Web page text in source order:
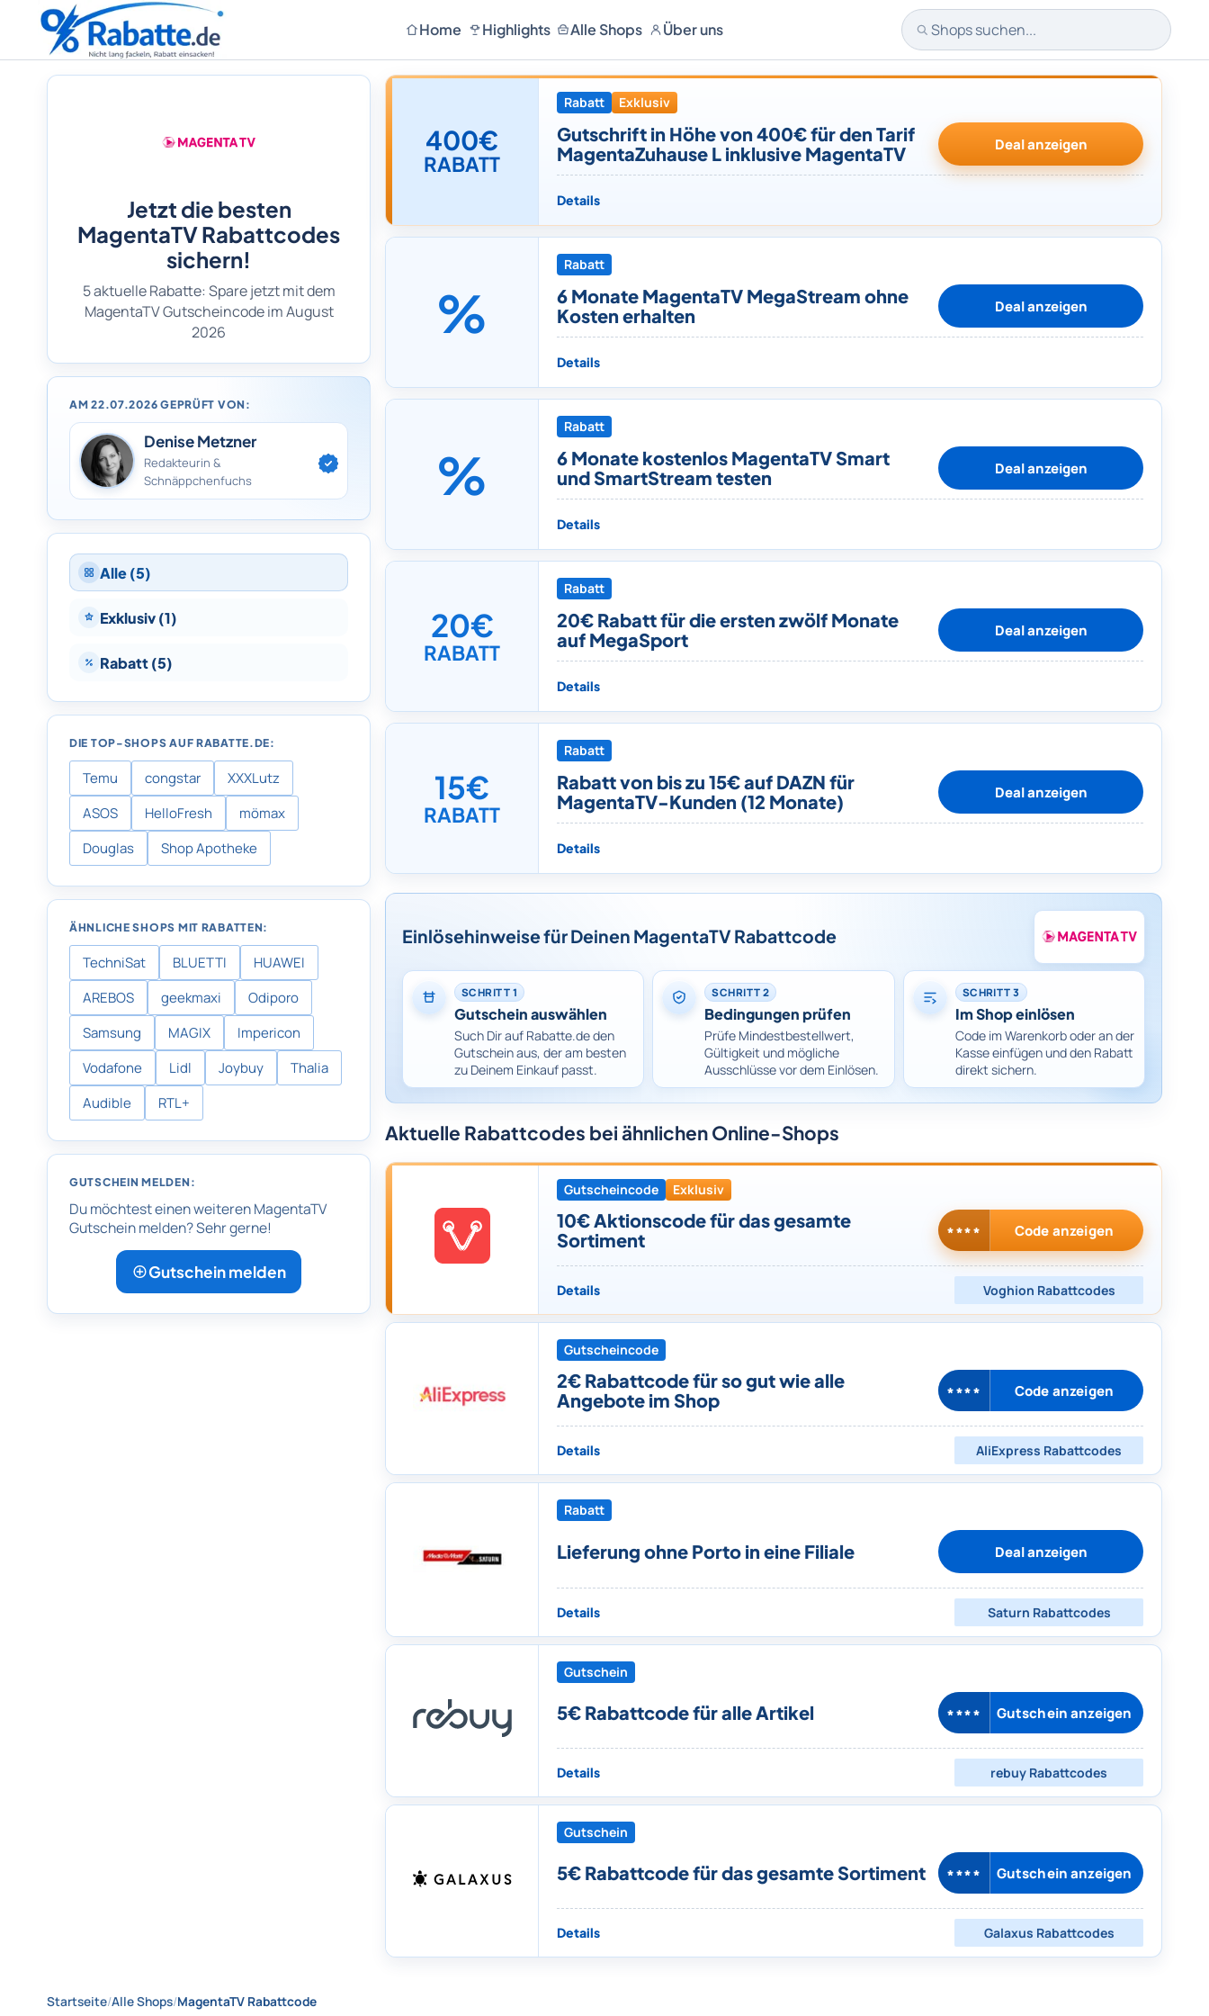
Home Highlights Alle Shops Über uns Shops suchen
Jetzt die besten
MagentaTV Rabattcodes
sichern!
5 aktuelle Rabatte: Spare jetzt mit dem
MagentaTV Gutscheincode im August
2026
AM 22.07.2026 GEPRÜFT VON:
Denise Metzner
Redakteurin &
Schnäppchenfuchs
Alle (5)
Exklusiv (1)
Rabatt (5)
DIE TOP-SHOPS AUF RABATTE.DE:
Temu congstar
XXXLutz
ASOS
HelloFresh
mömax
Douglas
Shop Apotheke
ÄHNLICHE SHOPS MIT RABATTEN:
TechniSat BLUETTI
HUAWEI
AREBOS
geekmaxi
Odiporo
Samsung
MAGIX
Impericon
Vodafone
Lidl Joybuy
Thalia
Audible
RTL+
GUTSCHEIN MELDEN:
Du möchtest einen weiteren MagentaTV
Gutschein melden? Sehr gerne!
Gutschein melden
400€
RABATT
Rabatt Exklusiv
Gutschrift in Höhe von 400€ für den Tarif
MagentaZuhause L inklusive MagentaTV
Deal anzeigen
Details
%
Rabatt
6 Monate MagentaTV MegaStream ohne
Kosten erhalten
Deal anzeigen
Details
%
Rabatt
6 Monate kostenlos MagentaTV Smart
und SmartStream testen
Deal anzeigen
Details
20€
RABATT
Rabatt
20€ Rabatt für die ersten zwölf Monate
auf MegaSport
Deal anzeigen
Details
15€
RABATT
Rabatt
Rabatt von bis zu 15€ auf DAZN für
MagentaTV-Kunden (12 Monate)
Deal anzeigen
Details
Einlösehinweise für Deinen MagentaTV Rabattcode
SCHRITT 1
Gutschein auswählen
Such Dir auf Rabatte.de den
Gutschein aus, der am besten
zu Deinem Einkauf passt.
SCHRITT 2
Bedingungen prüfen
Prüfe Mindestbestellwert,
Gültigkeit und mögliche
Ausschlüsse vor dem Einlösen.
SCHRITT 3
Im Shop einlösen
Code im Warenkorb oder an der
Kasse einfügen und den Rabatt
direkt sichern.
Aktuelle Rabattcodes bei ähnlichen Online-Shops
Gutscheincode Exklusiv
10€ Aktionscode für das gesamte
Sortiment
**** Code anzeigen
Details Voghion Rabattcodes
Gutscheincode
2€ Rabattcode für so gut wie alle
Angebote im Shop
**** Code anzeigen
Details AliExpress Rabattcodes
Rabatt
Lieferung ohne Porto in eine Filiale Deal anzeigen
Details Saturn Rabattcodes
Gutschein
5€ Rabattcode für alle Artikel **** Gutschein anzeigen
Details rebuy Rabattcodes
Gutschein
5€ Rabattcode für das gesamte Sortiment **** Gutschein anzeigen
Details Galaxus Rabattcodes
Startseite/Alle Shops/MagentaTV Rabattcode